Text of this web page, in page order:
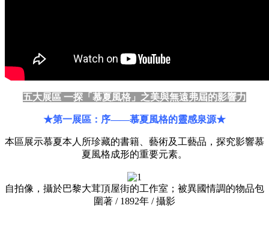
五大展區 一探「慕夏風格」之美與無遠弗屆的影響力
★第一展區：序——慕夏風格的靈感泉源★
本區展示慕夏本人所珍藏的書籍、藝術及工藝品，探究影響慕
夏風格成形的重要元素。
自拍像，攝於巴黎大茸頂屋街的工作室；被異國情調的物品包
圍著 / 1892年 / 攝影